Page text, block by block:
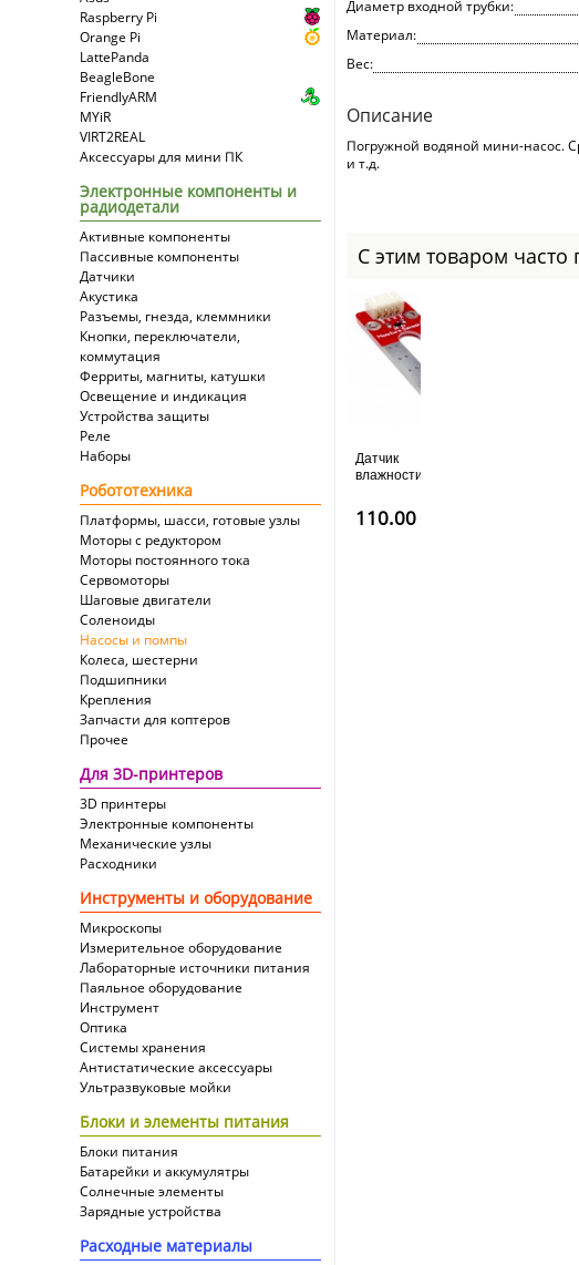
Raspberry Pi
Orange Pi
LattePanda
BeagleBone
FriendlyARM
MYiR
VIRT2REAL
Аксессуары для мини ПК
Электронные компоненты и
радиодетали
Активные компоненты
Пассивные компоненты
Датчики
Акустика
Разъемы, гнезда, клеммники
Кнопки, переключатели,
коммутация
Ферриты, магниты, катушки
Освещение и индикация
Устройства защиты
Реле
Наборы
Робототехника
Платформы, шасси, готовые узлы
Моторы с редуктором
Моторы постоянного тока
Сервомоторы
Шаговые двигатели
Соленоиды
Насосы и помпы
Колеса, шестерни
Подшипники
Крепления
Запчасти для коптеров
Прочее
Для 3D-принтеров
3D принтеры
Электронные компоненты
Механические узлы
Расходники
Инструменты и оборудование
Микроскопы
Измерительное оборудование
Лабораторные источники питания
Паяльное оборудование
Инструмент
Оптика
Системы хранения
Антистатические аксессуары
Ультразвуковые мойки
Блоки и элементы питания
Блоки питания
Батарейки и аккумулятры
Солнечные элементы
Зарядные устройства
Расходные материалы
Диаметр входной трубки:
Материал:
Вес:
Описание
Погружной водяной мини-насос.
и т.д.
С этим товаром часто
Датчик
влажности
позолоченный
(Quatro-
110.00